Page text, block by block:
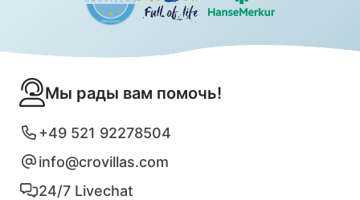
Мы рады вам помочь!
+49 521 92278504
info@crovillas.com
24/7 Livechat